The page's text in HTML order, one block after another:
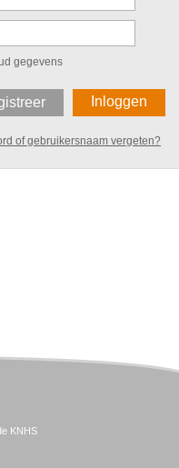
gegevens
Inloggen
of gebruikersnaam vergeten?
KNHS